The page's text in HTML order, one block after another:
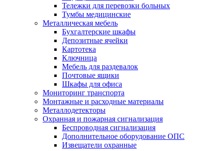
Тележки для перевозки больных
Тумбы медицинские
Металлическая мебель
Бухгалтерские шкафы
Депозитные ячейки
Картотека
Ключница
Мебель для раздевалок
Почтовые ящики
Шкафы для офиса
Мониторинг транспорта
Монтажные и расходные материалы
Металлодетекторы
Охранная и пожарная сигнализация
Беспроводная сигнализация
Дополнительное оборудование ОПС
Извещатели охранные